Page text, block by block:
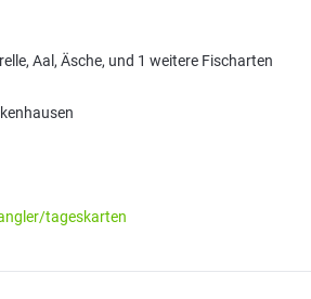
Aal, Äsche, und 1 weitere Fischarten
tageskarten